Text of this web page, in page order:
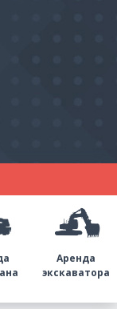
Аренда
экскаватора